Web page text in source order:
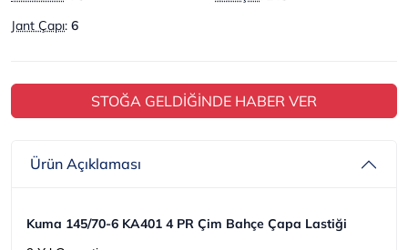
Jant Çapı: 6
STOĞA GELDİĞİNDE HABER VER
Ürün Açıklaması
Kuma 145/70-6 KA401 4 PR Çim Bahçe Çapa Lastiği